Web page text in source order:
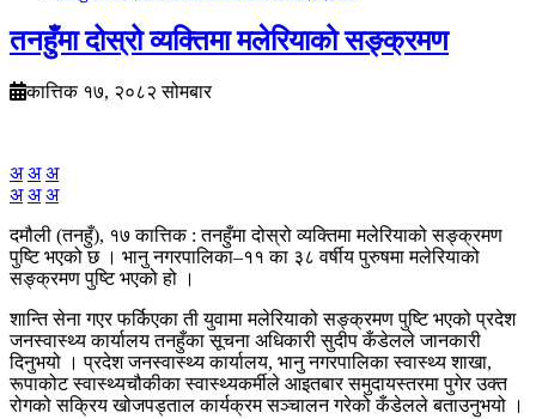
तनहुँमा दोस्रो व्यक्तिमा मलेरियाको सङ्क्रमण
कात्तिक १७, २०८२ सोमबार
अ अ अ
अ अ अ
दमौली (तनहुँ), १७ कात्तिक : तनहुँमा दोस्रो व्यक्तिमा मलेरियाको सङ्क्रमण
पुष्टि भएको छ । भानु नगरपालिका–११ का ३८ वर्षीय पुरुषमा मलेरियाको
सङ्क्रमण पुष्टि भएको हो ।
शान्ति सेना गएर फर्किएका ती युवामा मलेरियाको सङ्क्रमण पुष्टि भएको प्रदेश
जनस्वास्थ्य कार्यालय तनहुँका सूचना अधिकारी सुदीप कँडेलले जानकारी
दिनुभयो । प्रदेश जनस्वास्थ्य कार्यालय, भानु नगरपालिका स्वास्थ्य शाखा,
रूपाकोट स्वास्थ्यचौकीका स्वास्थ्यकर्मीले आइतबार समुदायस्तरमा पुगेर उक्त
रोगको सक्रिय खोजपड्ताल कार्यक्रम सञ्चालन गरेको कँडेलले बताउनुभयो ।